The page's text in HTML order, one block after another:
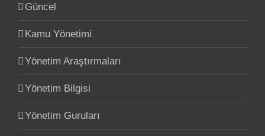
Güncel
Kamu Yönetimi
Yönetim Araştırmaları
Yönetim Bilgisi
Yönetim Guruları